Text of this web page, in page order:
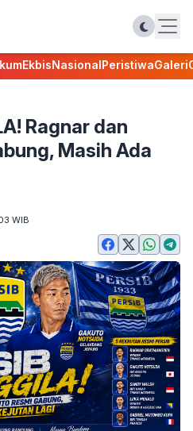
EkbisNasionalPeristiwaGaleri
Ragnar dan
Masih Ada
WIB